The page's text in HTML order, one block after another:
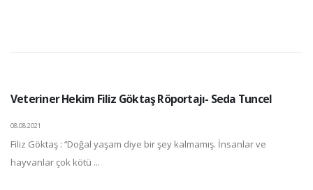
Veteriner Hekim Filiz Göktaş Röportajı- Seda Tuncel
08.08.2021
Filiz Göktaş : ‘’Doğal yaşam diye bir şey kalmamış. İnsanlar ve
hayvanlar çok kötü ...